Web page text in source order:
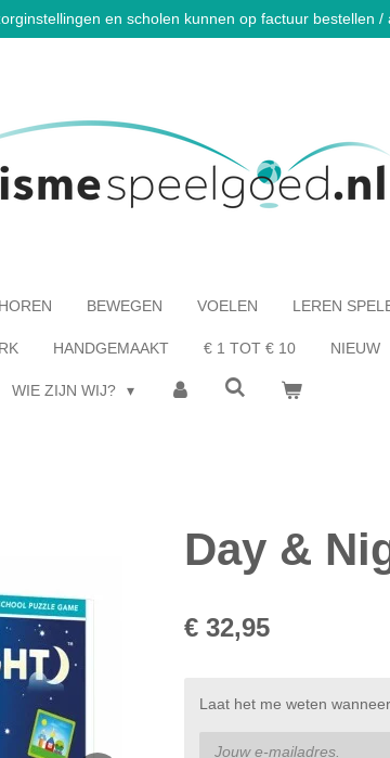
en scholen kunnen op factuur bestellen
HOREN BEWEGEN VOELEN LEREN
HANDGEMAAKT € 1 TOT € 10 NIEUW
WIE ZIJN WIJ?
Day &
€ 32,95
Laat het me weten